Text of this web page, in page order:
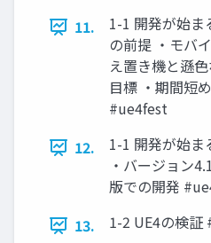
11.
1-1 開発が始ま
の前提 ・モバ
え置き機と遜
目標 ・期間短
#ue4fest
12.
1-1 開発が始ま
・バージョン
版での開発
13.
1-2 UE4の検証